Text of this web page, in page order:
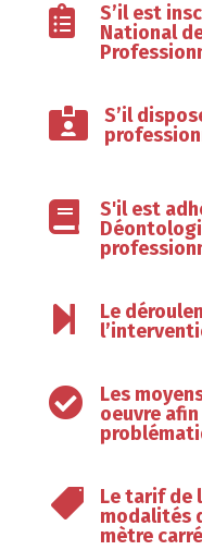

S’il est
National

S’il

S'il est

Le

Les
oeuvre

Le tarif de
modalités
mètre